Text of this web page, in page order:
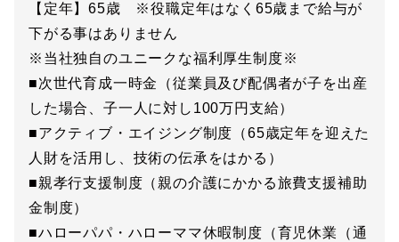
【定年】65歳 ※役職定年はなく65歳まで給与が
下がる事はありません
※当社独自のユニークな福利厚生制度※
■次世代育成一時金（従業員及び配偶者が子を出産
した場合、子一人に対し100万円支給）
■アクティブ・エイジング制度（65歳定年を迎えた
人財を活用し、技術の伝承をはかる）
■親孝行支援制度（親の介護にかかる旅費支援補助
金制度）
■ハローパパ・ハローママ休暇制度（育児休業（通